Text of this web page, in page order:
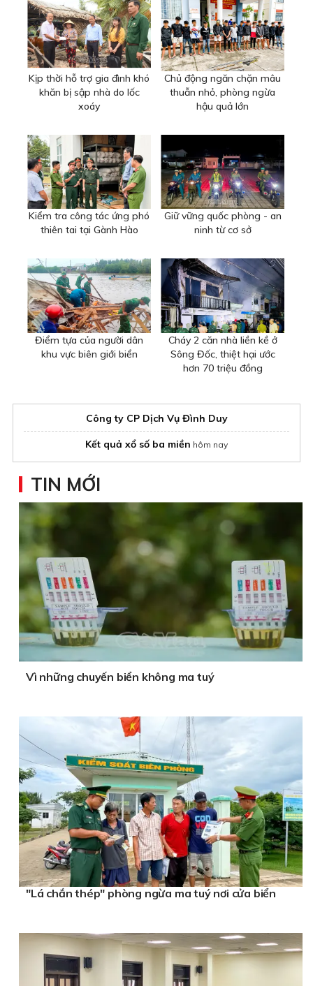
Kịp thời hỗ trợ gia đình khó
khăn bị sập nhà do lốc
xoáy
Chủ động ngăn chặn mâu
thuẫn nhỏ, phòng ngừa
hậu quả lớn
Kiểm tra công tác ứng phó
thiên tai tại Gành Hào
Giữ vững quốc phòng - an
ninh từ cơ sở
Điểm tựa của người dân
khu vực biên giới biển
Cháy 2 căn nhà liền kề ở
Sông Đốc, thiệt hại ước
hơn 70 triệu đồng
Công ty CP Dịch Vụ Đình Duy
Kết quả xổ số ba miền hôm nay
TIN MỚI
Vì những chuyến biển không ma tuý
"Lá chắn thép" phòng ngừa ma tuý nơi cửa biển